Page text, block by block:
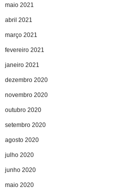
maio 2021
abril 2021
março 2021
fevereiro 2021
janeiro 2021
dezembro 2020
novembro 2020
outubro 2020
setembro 2020
agosto 2020
julho 2020
junho 2020
maio 2020